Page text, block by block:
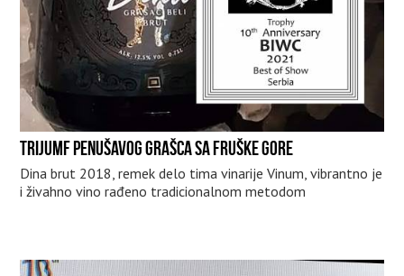
TRIJUMF PENUŠAVOG GRAŠCA SA FRUŠKE GORE
Dina brut 2018, remek delo tima vinarije Vinum, vibrantno je
i živahno vino rađeno tradicionalnom metodom